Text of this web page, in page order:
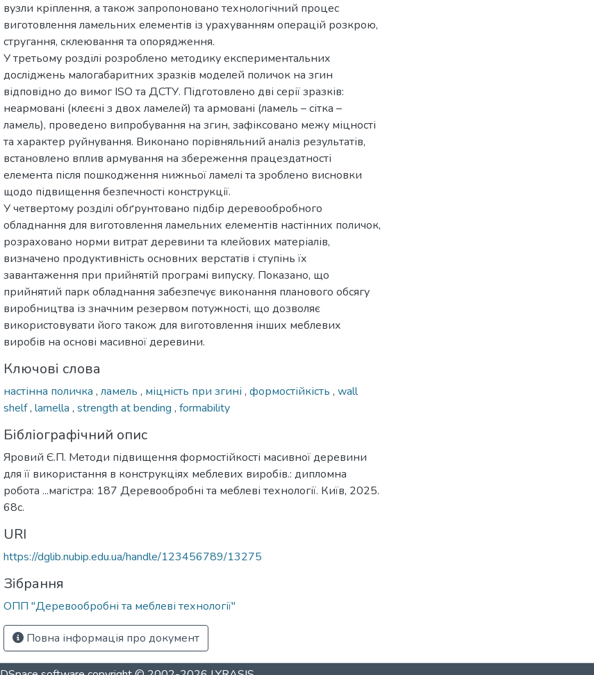
вузли кріплення, а також запропоновано технологічний процес
виготовлення ламельних елементів із урахуванням операцій розкрою,
стругання, склеювання та опорядження.
У третьому розділі розроблено методику експериментальних
досліджень малогабаритних зразків моделей поличок на згин
відповідно до вимог ISO та ДСТУ. Підготовлено дві серії зразків:
неармовані (клеєні з двох ламелей) та армовані (ламель – сітка –
ламель), проведено випробування на згин, зафіксовано межу міцності
та характер руйнування. Виконано порівняльний аналіз результатів,
встановлено вплив армування на збереження працездатності
елемента після пошкодження нижньої ламелі та зроблено висновки
щодо підвищення безпечності конструкції.
У четвертому розділі обґрунтовано підбір деревообробного
обладнання для виготовлення ламельних елементів настінних поличок,
розраховано норми витрат деревини та клейових матеріалів,
визначено продуктивність основних верстатів і ступінь їх
завантаження при прийнятій програмі випуску. Показано, що
прийнятий парк обладнання забезпечує виконання планового обсягу
виробництва із значним резервом потужності, що дозволяє
використовувати його також для виготовлення інших меблевих
виробів на основі масивної деревини.
Ключові слова
настінна поличка , ламель , міцність при згині , формостійкість , wall
shelf, lamella , strength at bending , formability
Бібліографічний опис
Яровий Є.П. Методи підвищення формостійкості масивної деревини
для її використання в конструкціях меблевих виробів.: дипломна
робота ...магістра: 187 Деревообробні та меблеві технології. Київ, 2025.
68с.
URI
https://dglib.nubip.edu.ua/handle/123456789/13275
Зібрання
ОПП "Деревообробні та меблеві технології"
Повна інформація про документ